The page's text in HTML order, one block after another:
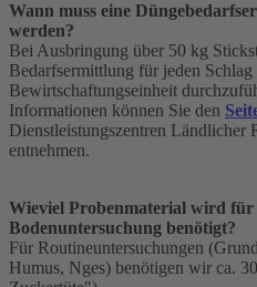
Wann muss eine
werden?
Bei Ausbringung über 50 kg
Bedarfsermittlung für jeden Schlag
Bewirtschaftungseinheit
Informationen können Sie den
Dienstleistungszentren
entnehmen.
Wieviel Probenmaterial wird für
Bodenuntersuchung benötigt?
Für Routineuntersuchungen
Humus, Nges) benötigen wir ca.